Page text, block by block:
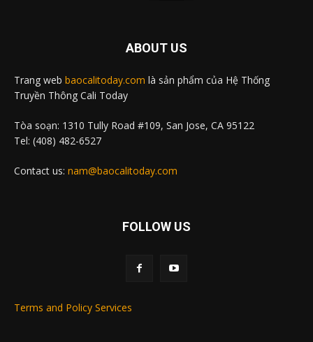
ABOUT US
Trang web baocalitoday.com là sản phẩm của Hệ Thống
Truyền Thông Cali Today
Tòa soạn: 1310 Tully Road #109, San Jose, CA 95122
Tel: (408) 482-6527
Contact us: nam@baocalitoday.com
FOLLOW US
Terms and Policy Services